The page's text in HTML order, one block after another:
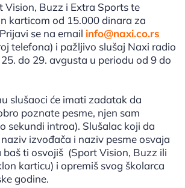
Vision, Buzz i Extra Sports te
karticom od 15.000 dinara za
se na email info@naxi.co.rs
telefona) i pažljivo slušaj Naxi radio
do 29. avgusta u periodu od 9 do
slušaoci će imati zadatak da
poznate pesme, njen sam
sekundi introa). Slušalac koji da
izvođača i naziv pesme osvaja
ti osvojiš (Sport Vision, Buzz ili
karticu) i opremiš svog školarca
godine.